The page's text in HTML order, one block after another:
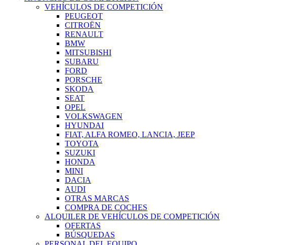
VEHÍCULOS DE COMPETICIÓN
PEUGEOT
CITROËN
RENAULT
BMW
MITSUBISHI
SUBARU
FORD
PORSCHE
SKODA
SEAT
OPEL
VOLKSWAGEN
HYUNDAI
FIAT, ALFA ROMEO, LANCIA, JEEP
TOYOTA
SUZUKI
HONDA
MINI
DACIA
AUDI
OTRAS MARCAS
COMPRA DE COCHES
ALQUILER DE VEHÍCULOS DE COMPETICIÓN
OFERTAS
BÚSQUEDAS